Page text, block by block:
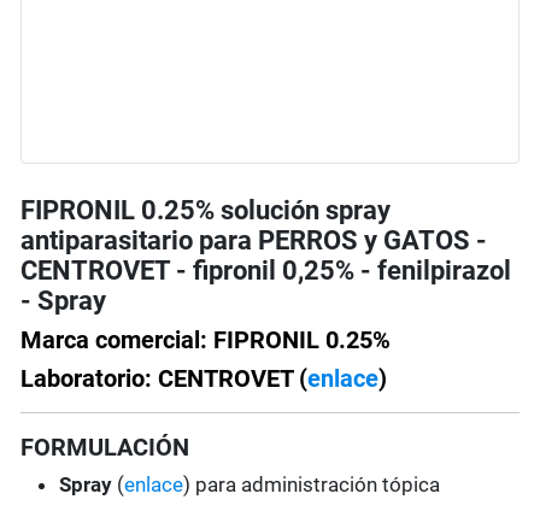
FIPRONIL 0.25% solución spray
antiparasitario para PERROS y GATOS -
CENTROVET - fipronil 0,25% - fenilpirazol
- Spray
Marca comercial: FIPRONIL 0.25%
Laboratorio: CENTROVET (enlace)
FORMULACIÓN
Spray (enlace) para administración tópica